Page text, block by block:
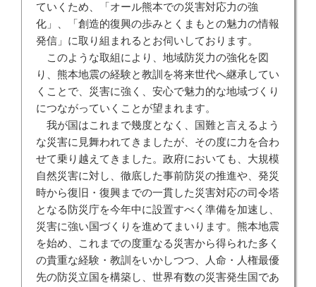
ていくため、「オール熊本での災害対応力の強
化」、「創造的復興の歩みとくまもとの魅力の情報
発信」に取り組まれるとお伺いしております。
このような取組により、地域防災力の強化を図
り、熊本地震の経験と教訓を将来世代へ継承してい
くことで、災害に強く、安心で魅力的な地域づくり
につながっていくことが望まれます。
我が国はこれまで幾度となく、国難と言えるよう
な災害に見舞われてきましたが、その度に力を合わ
せて乗り越えてきました。政府においても、大規模
自然災害に対し、徹底した事前防災の推進や、発災
時から復旧・復興までの一貫した災害対応の司令塔
となる防災庁を今年中に設置すべく準備を加速し、
災害に強い国づくりを進めてまいります。熊本地震
を始め、これまでの度重なる災害から得られた多く
の貴重な経験・教訓をいかしつつ、人命・人権最優
先の防災立国を構築し、世界有数の災害発生国であ